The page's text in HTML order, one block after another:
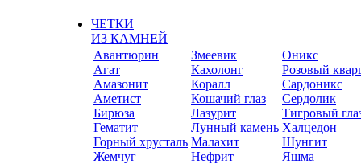
ЧЕТКИ
ИЗ КАМНЕЙ
Авантюрин
Агат
Амазонит
Аметист
Бирюза
Гематит
Горный хрусталь
Жемчуг
Змеевик
Кахолонг
Коралл
Кошачий глаз
Лазурит
Лунный камень
Малахит
Нефрит
Оникс
Розовый
Сардоникс
Сердолик
Тигровый
Халцедон
Шунгит
Яшма